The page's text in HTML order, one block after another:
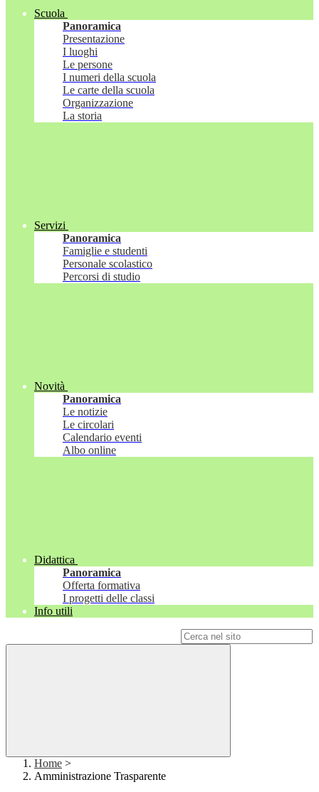
Scuola
Panoramica
Presentazione
I luoghi
Le persone
I numeri della scuola
Le carte della scuola
Organizzazione
La storia
Servizi
Panoramica
Famiglie e studenti
Personale scolastico
Percorsi di studio
Novità
Panoramica
Le notizie
Le circolari
Calendario eventi
Albo online
Didattica
Panoramica
Offerta formativa
I progetti delle classi
Info utili
Home >
Amministrazione Trasparente